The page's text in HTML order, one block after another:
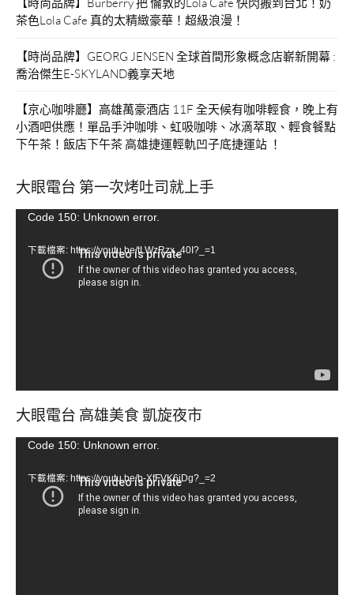
茶色Lola Cafe 真的太精緻豪華！超級浪漫！
【時尚品牌】GEORG JENSEN 全球首間形象概念店嶄新開幕 :
喬治傑生E-SKYLAND義享天地
【京心咖啡廳】高雄萬豪酒店 11F 全天候有咖啡輕食，晚上有
小酒吧供應！單品手沖咖啡、虹吸咖啡、冰滴萃取、輕食餐點
下午茶！飯店下午茶 高雄捷運輕軌凹子底捷運站 ！
大眼電台 第一次烤吐司就上手
視Code 150: Unknown error.
下載檔案: https://youtu.be/tLWzRzx_40I?_=1
大眼電台 高雄美食 凱旋夜市
視Code 150: Unknown error.
下載檔案: https://youtu.be/b-XfFVK6jDg?_=2